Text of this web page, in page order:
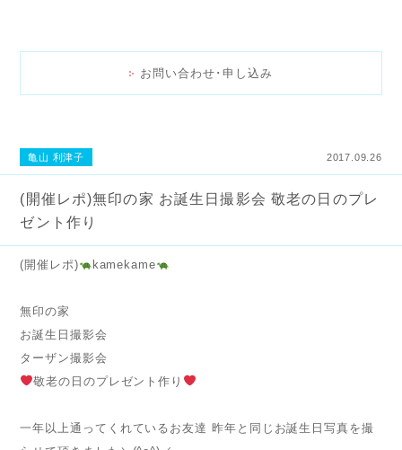
お問い合わせ･申し込み
亀山 利津子 2017.09.26
(開催レポ)無印の家 お誕生日撮影会 敬老の日のプレ
ゼント作り
(開催レポ) kamekame
無印の家
お誕生日撮影会
ターザン撮影会
敬老の日のプレゼント作り
一年以上通ってくれているお友達 昨年と同じお誕生日写真を撮